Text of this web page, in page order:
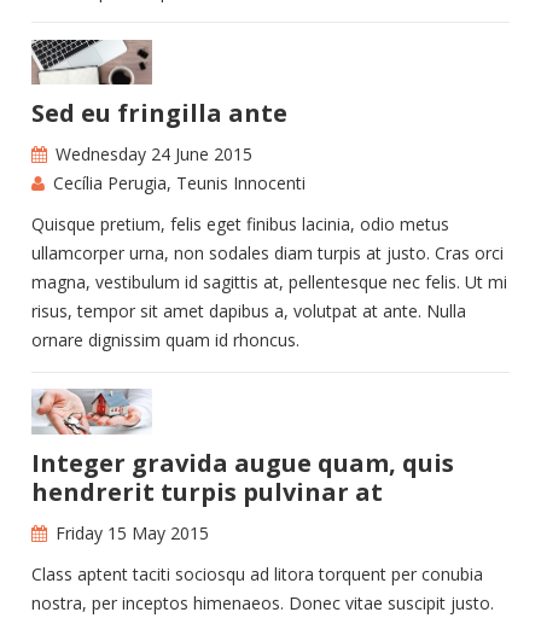
Sed eu fringilla ante
Wednesday 24 June 2015
Cecília Perugia, Teunis Innocenti
Quisque pretium, felis eget finibus lacinia, odio metus
ullamcorper urna, non sodales diam turpis at justo. Cras orci
magna, vestibulum id sagittis at, pellentesque nec felis. Ut mi
risus, tempor sit amet dapibus a, volutpat at ante. Nulla
ornare dignissim quam id rhoncus.
Integer gravida augue quam, quis
hendrerit turpis pulvinar at
Friday 15 May 2015
Class aptent taciti sociosqu ad litora torquent per conubia
nostra, per inceptos himenaeos. Donec vitae suscipit justo.